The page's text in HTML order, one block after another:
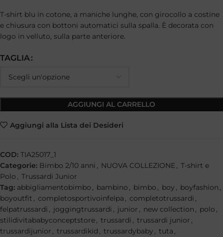
T-shirt blu in cotone, a maniche lunghe, con girocollo a costine
e chiusura con bottoni automatici sulla spalla. È decorata con
logo in velluto, sulla parte anteriore.
TAGLIA
AGGIUNGI AL CARRELLO
Aggiungi alla Lista dei Desideri
COD: TIA25017_1
Categorie: Bimbo 2/10 anni , NUOVA COLLEZIONE, T-shirt e
Polo , Trussardi Junior
Tag: abbigliamentobimbo , bambino , bimbo , boy , boyfashion ,
boyoutfit , completosportivoinfelpa , completotrussardi ,
felpatrussardi , joggingtrussardi , junior , new collection , polo ,
stilidivitababyconceptstore, trussardi , trussardi junior ,
trussardijunior , trussardikid , trussardybaby , tuta ,